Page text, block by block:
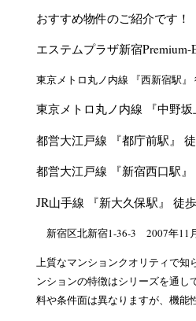
おすすめ物件のご紹介です！
エステムプラザ新宿Premium-
東京メトロ丸ノ内線 『西新宿駅』
東京メトロ丸ノ内線 『中野
都営大江戸線 『都庁前駅』
都営大江戸線 『新宿西口駅
JR山手線 『新大久保駅』 徒
新宿区北新宿1-36-3 2007年11
上質なマンションクオリティで知
ンションの特徴はシリーズを通
料や条件面は異なりますが、機能